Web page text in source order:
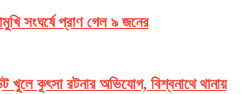
সংঘর্ষে প্রাণ গেল ৯ জনের
খুলে কুৎসা রটনার অভিযোগ, বিশ্বনাথে থানায়